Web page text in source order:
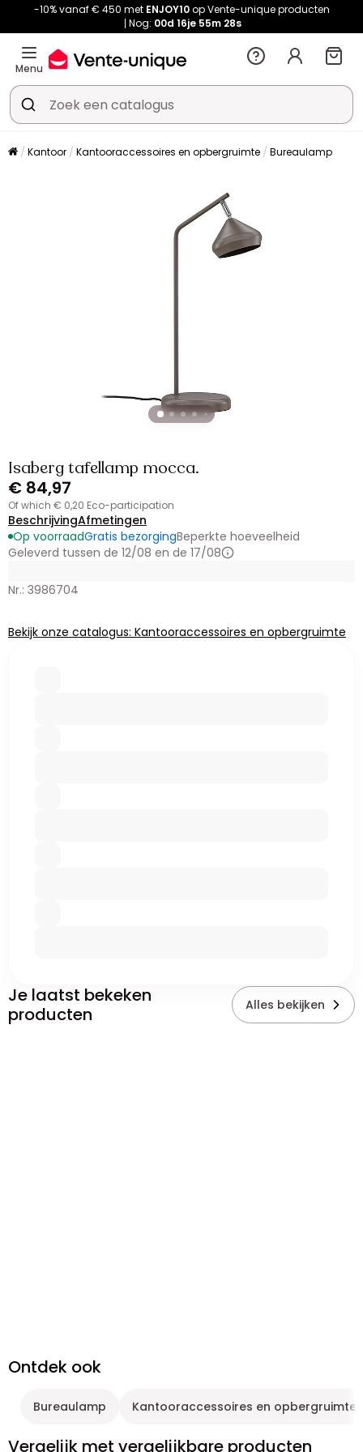
-10% vanaf € 450 met ENJOY10op Vente-unique producten
Nog: 00d 16je 55m 27s
Menu
Kantoor Kantooraccessoires en opbergruimte Bureaulamp
Isaberg tafellamp mocca.
€ 84,97
of which € 0,20 Eco-participation
BeschrijvingAfmetingen
Op voorraadGratis bezorgingBeperkte hoeveelheid
Geleverd tussen de 12/08 en de 17/08
Nr.: 3986704
Bekijk onze catalogus: Kantooraccessoires en opbergruimte
Je laatst bekeken
producten
Alles bekijken
Ontdek ook
Bureaulamp Kantooraccessoires en opbergruimte
Vergelijk met vergelijkbare producten